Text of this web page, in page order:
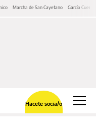
Marcha de San Cayetano García Cuerva
Hacete socia/o